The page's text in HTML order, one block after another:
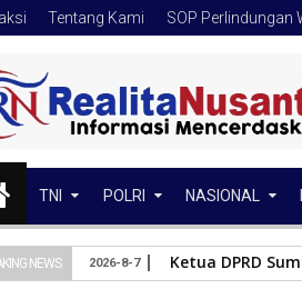
Tentang Kami SOP Perlindungan
TNI POLRI NASIONAL
NEWS Ketua DPRD
2026-8-7